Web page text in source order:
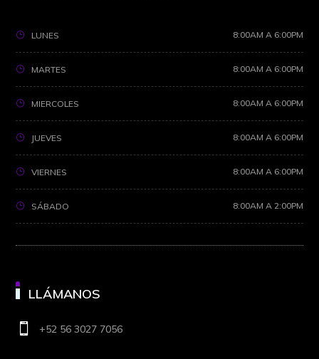
LUNES 8:00AM A 6:00PM
MARTES 8:00AM A 6:00PM
MIERCOLES 8:00AM A 6:00PM
JUEVES 8:00AM A 6:00PM
VIERNES 8:00AM A 6:00PM
SÁBADO 8:00AM A 2:00PM
LLÁMANOS
 +52 56 3027 7056